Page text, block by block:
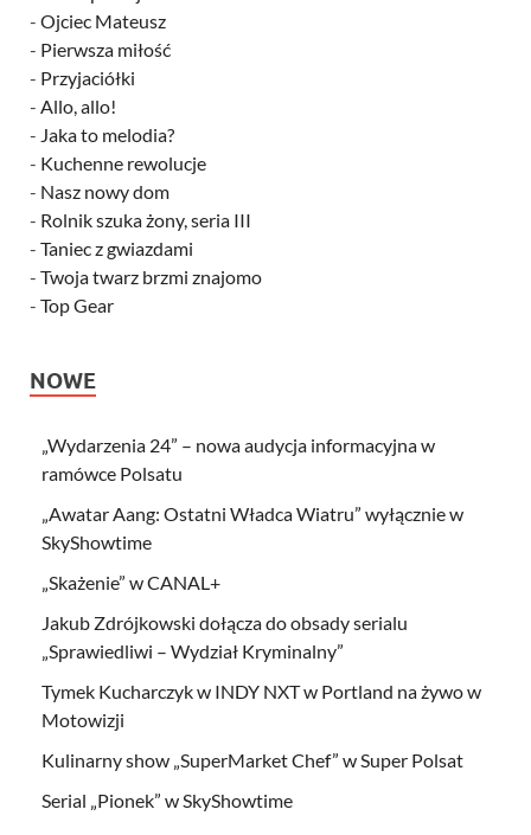
- Ojciec Mateusz
- Pierwsza miłość
- Przyjaciółki
- Allo, allo!
- Jaka to melodia?
- Kuchenne rewolucje
- Nasz nowy dom
- Rolnik szuka żony, seria III
- Taniec z gwiazdami
- Twoja twarz brzmi znajomo
- Top Gear
NOWE
„Wydarzenia 24” – nowa audycja informacyjna w
ramówce Polsatu
„Awatar Aang: Ostatni Władca Wiatru” wyłącznie w
SkyShowtime
„Skażenie” w CANAL+
Jakub Zdrójkowski dołącza do obsady serialu
„Sprawiedliwi – Wydział Kryminalny”
Tymek Kucharczyk w INDY NXT w Portland na żywo w
Motowizji
Kulinarny show „SuperMarket Chef” w Super Polsat
Serial „Pionek” w SkyShowtime